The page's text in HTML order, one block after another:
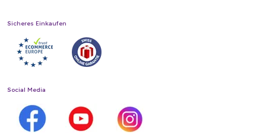
Sicheres Einkaufen
Social Media